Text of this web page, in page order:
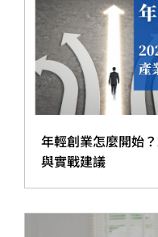
年輕創業怎麼開始
與實戰建議